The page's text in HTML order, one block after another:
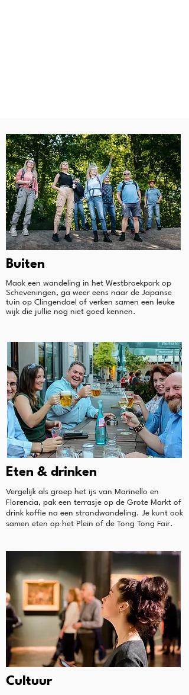
Buiten
Maak een wandeling in het Westbroekpark op
Scheveningen, ga weer eens naar de Japanse
tuin op Clingendael of verken samen een leuke
wijk die jullie nog niet goed kennen.
Eten & drinken
Vergelijk als groep het ijs van Marinello en
Florencia, pak een terrasje op de Grote Markt of
drink koffie na een strandwandeling. Je kunt ook
samen eten op het Plein of de Tong Tong Fair.
Cultuur